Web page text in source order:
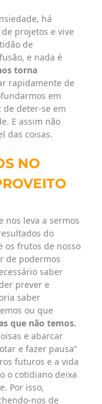
há
projetos e vive
de
e nada é
torna
rapidamente de
em
de deter-se em
E assim não
das coisas.
NO
nos leva a sermos
do
os frutos de nosso
de podermos
saber
prever e
saber
ou que
que não temos.
e abarcar
e fazer pausa”
futuros e a vida
o cotidiano deixa
Por isso,
nos de